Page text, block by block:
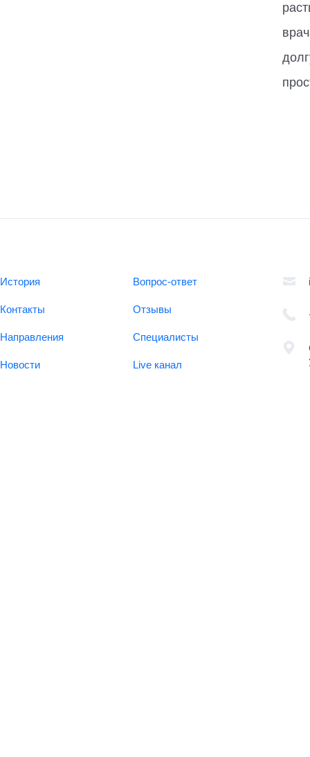
История Вопрос-ответ
Контакты Отзывы
Направления Специалисты
Новости Live канал